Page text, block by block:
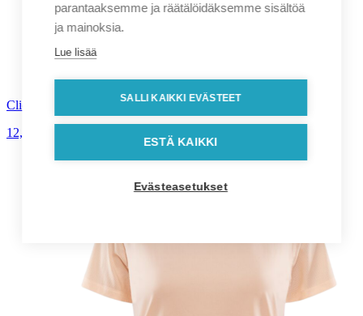
Clique Carolina Tanktop naisten
12,90
parantaaksemme ja räätälöidäksemme sisältöä
ja mainoksia.
Lue lisää
SALLI KAIKKI EVÄSTEET
ESTÄ KAIKKI
Evästeasetukset